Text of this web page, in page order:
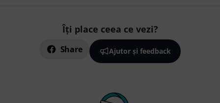
Îți place ceea ce vezi?
Share Ajutor și feedback